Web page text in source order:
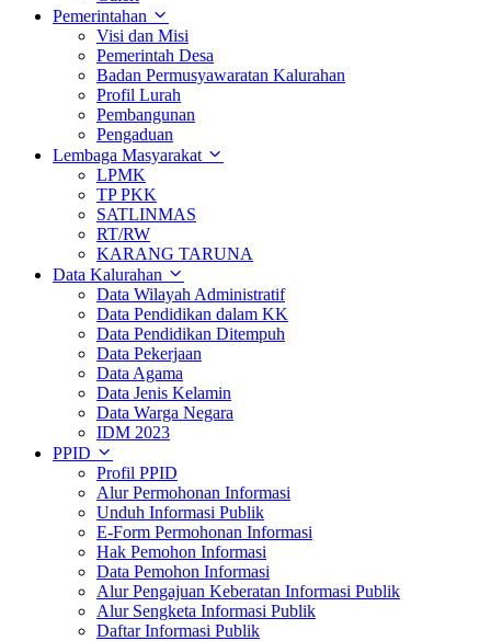
Pemerintahan
Visi dan Misi
Pemerintah Desa
Badan Permusyawaratan Kalurahan
Profil Lurah
Pembangunan
Pengaduan
Lembaga Masyarakat
LPMK
TP PKK
SATLINMAS
RT/RW
KARANG TARUNA
Data Kalurahan
Data Wilayah Administratif
Data Pendidikan dalam KK
Data Pendidikan Ditempuh
Data Pekerjaan
Data Agama
Data Jenis Kelamin
Data Warga Negara
IDM 2023
PPID
Profil PPID
Alur Permohonan Informasi
Unduh Informasi Publik
E-Form Permohonan Informasi
Hak Pemohon Informasi
Data Pemohon Informasi
Alur Pengajuan Keberatan Informasi Publik
Alur Sengketa Informasi Publik
Daftar Informasi Publik